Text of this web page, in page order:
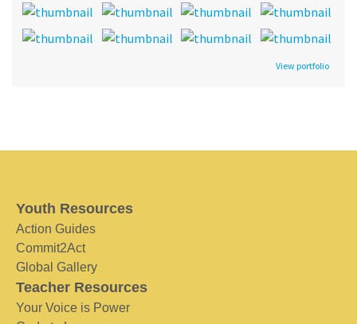
View portfolio
Youth Resources
Action Guides
Commit2Act
Global Gallery
Teacher Resources
Your Voice is Power